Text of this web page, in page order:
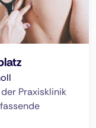
Praxisklinik